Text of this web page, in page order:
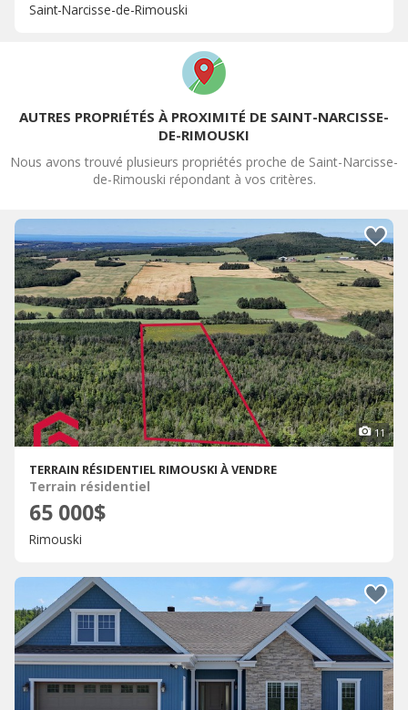
Saint-Narcisse-de-Rimouski
AUTRES PROPRIÉTÉS À PROXIMITÉ DE SAINT-NARCISSE-
DE-RIMOUSKI
Nous avons trouvé plusieurs propriétés proche de Saint-Narcisse-
de-Rimouski répondant à vos critères.
11
TERRAIN RÉSIDENTIEL RIMOUSKI À VENDRE
Terrain résidentiel
65 000$
Rimouski